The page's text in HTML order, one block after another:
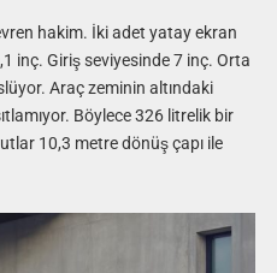
hakim. İki adet yatay ekran
inç. Giriş seviyesinde 7 inç. Orta
Araç zeminin altındaki
Böylece 326 litrelik bir
10,3 metre dönüş çapı ile